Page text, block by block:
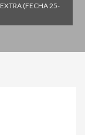
(FECHA 25-